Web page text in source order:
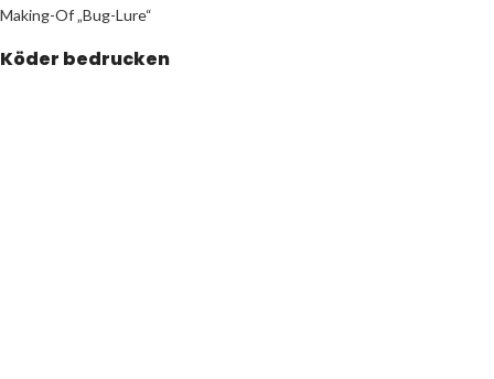
Making-Of „Bug-Lure“
Köder bedrucken